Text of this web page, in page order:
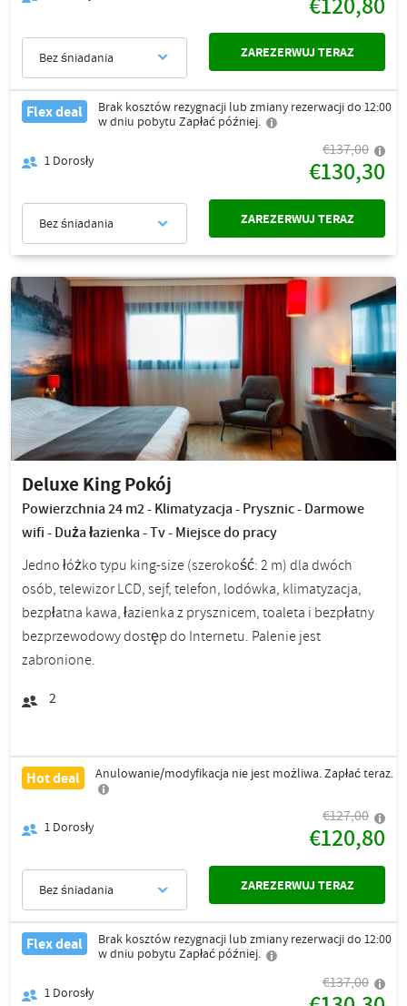
Bez śniadania ZAREZERWUJ TERAZ
Flex deal
Brak kosztów rezygnacji lub zmiany rezerwacji do 12:00
w dniu pobytu Zapłać później.
1 Dorosły
€137,00
€130,30
Bez śniadania ZAREZERWUJ TERAZ
Deluxe King Pokój
Powierzchnia 24 m2 - Klimatyzacja - Prysznic - Darmowe
wifi - Duża łazienka - Tv - Miejsce do pracy
Jedno łóżko typu king-size (szerokość: 2 m) dla dwóch
osób, telewizor LCD, sejf, telefon, lodówka, klimatyzacja,
bezpłatna kawa, łazienka z prysznicem, toaleta i bezpłatny
bezprzewodowy dostęp do Internetu. Palenie jest
zabronione.
2
Hot deal Anulowanie/modyfikacja nie jest możliwa. Zapłać teraz.
1 Dorosły
€127,00
€120,80
Bez śniadania ZAREZERWUJ TERAZ
Flex deal
Brak kosztów rezygnacji lub zmiany rezerwacji do 12:00
w dniu pobytu Zapłać później.
1 Dorosły
€137,00